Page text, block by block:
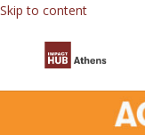
Skip to content